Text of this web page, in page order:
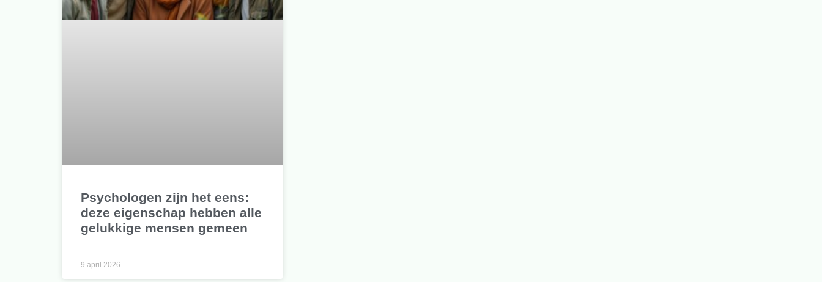
Psychologen zijn het eens:
deze eigenschap hebben alle
gelukkige mensen gemeen
9 april 2026